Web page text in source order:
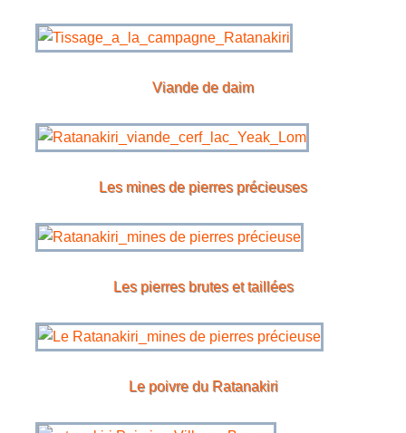
Viande de daim
Les mines de pierres précieuses
Les pierres brutes et taillées
Le poivre du Ratanakiri